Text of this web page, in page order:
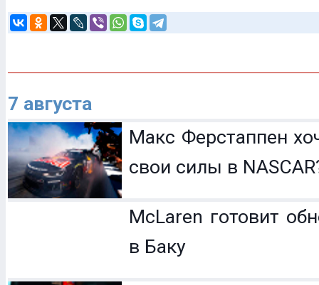
7 августа
Макс Ферстаппен
свои силы в
McLaren готовит
в Баку